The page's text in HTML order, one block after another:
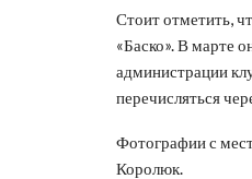
Стоит отметить,
«Баско». В марте
администрации
перечисляться
Фотографии с
Королюк.